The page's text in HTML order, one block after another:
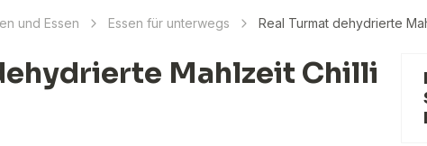
und Essen Essen für unterwegs Real Turmat dehydrierte
Mahlzeit Chilli